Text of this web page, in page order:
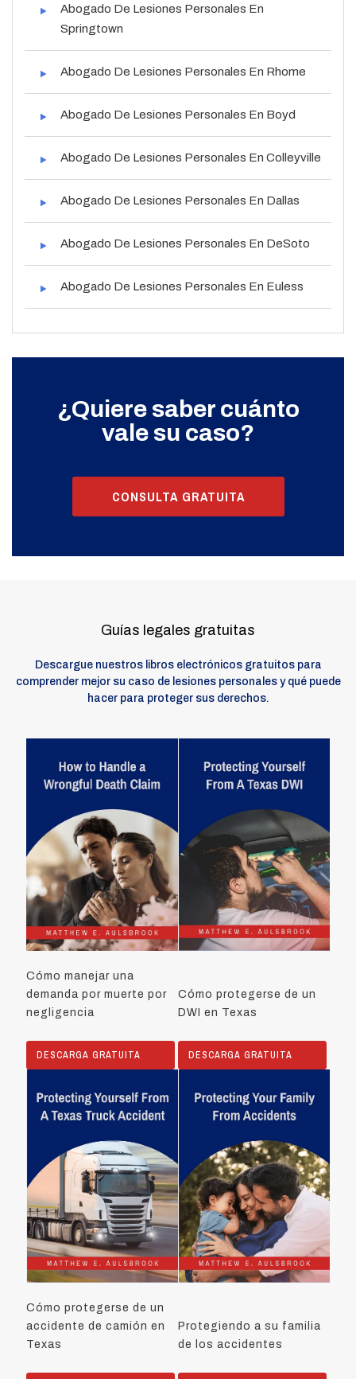
Abogado De Lesiones Personales En
Springtown
Abogado De Lesiones Personales En Rhome
Abogado De Lesiones Personales En Boyd
Abogado De Lesiones Personales En Colleyville
Abogado De Lesiones Personales En Dallas
Abogado De Lesiones Personales En DeSoto
Abogado De Lesiones Personales En Euless
¿Quiere saber cuánto
vale su caso?
CONSULTA GRATUITA
Guías legales gratuitas
Descargue nuestros libros electrónicos gratuitos para
comprender mejor su caso de lesiones personales y qué puede
hacer para proteger sus derechos.
Cómo manejar una
demanda por muerte por
negligencia
DESCARGA GRATUITA
Cómo protegerse de un
DWI en Texas
DESCARGA GRATUITA
Cómo protegerse de un
accidente de camión en
Texas
Protegiendo a su familia
de los accidentes